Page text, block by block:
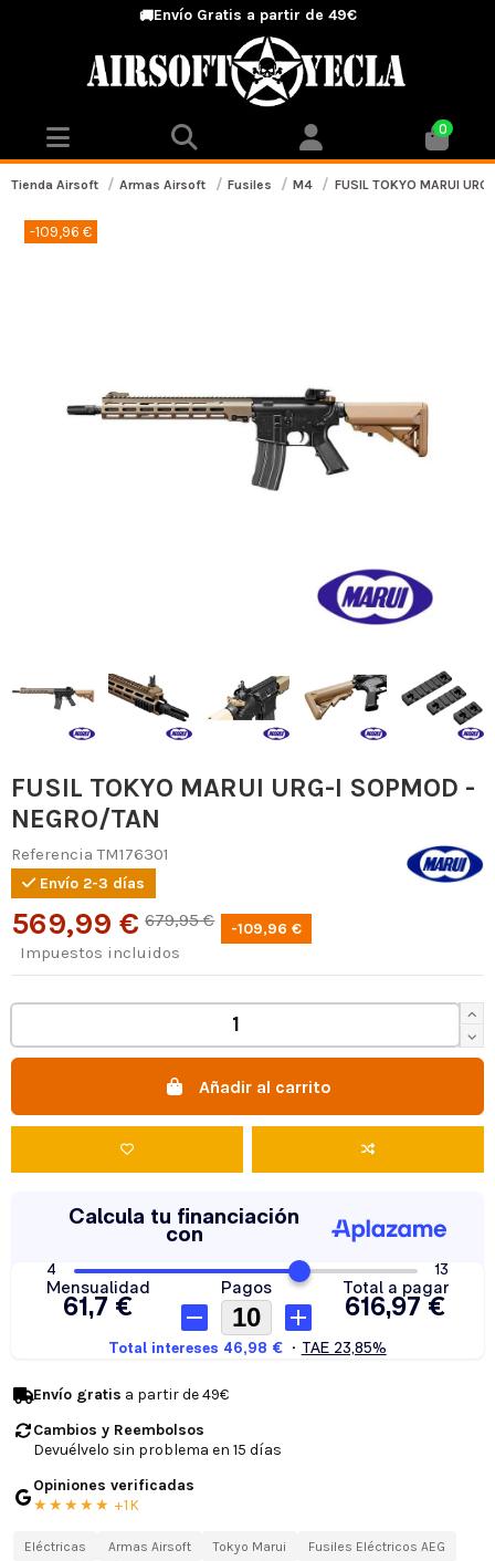
🚚Envío Gratis a partir de 49€
0
Tienda Airsoft Armas Airsoft Fusiles M4 FUSIL TOKYO MARUI
-109,96 €
FUSIL TOKYO MARUI URG-I SOPMOD -
NEGRO/TAN
Referencia TM176301
Envío 2-3 días
569,99 € 679,95 € -109,96 €
Impuestos incluidos
Añadir al carrito
Envío gratis a partir de 49€
Cambios y Reembolsos
Devuélvelo sin problema en 15 días
Opiniones verificadas
★★★★★ +1K
Eléctricas Armas Airsoft Tokyo Marui
Fusiles Eléctricos AEG